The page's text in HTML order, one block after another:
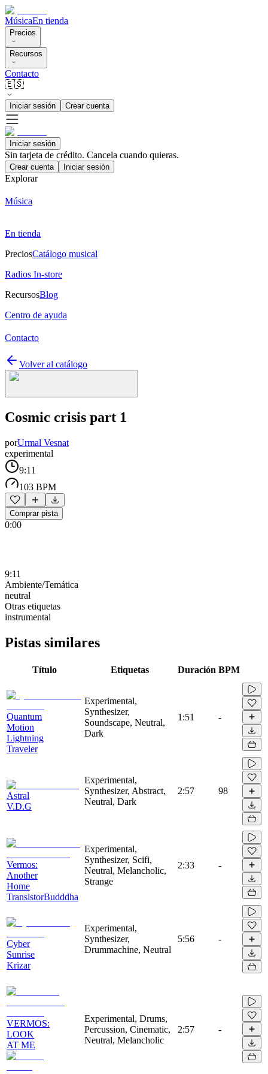
MúsicaEn tienda
Precios
Recursos
Contacto
🇪🇸
Iniciar sesión Crear cuenta
Iniciar sesión
Sin tarjeta de crédito. Cancela cuando quieras.
Crear cuenta Iniciar sesión
Explorar
Música
En tienda
PreciosCatálogo musical
Radios In-store
RecursosBlog
Centro de ayuda
Contacto
Volver al catálogo
Cosmic crisis part 1
porUrmal Vesnat
experimental
9:11
103 BPM
Comprar pista
0:00
9:11
Ambiente/Temática
neutral
Otras etiquetas
instrumental
Pistas similares
Título Etiquetas Duración BPM
Quantum
Motion
Lightning
Traveler
Experimental,
Synthesizer,
Soundscape, Neutral,
Dark
1:51 -
Astral
V.D.G
Experimental,
Synthesizer, Abstract,
Neutral, Dark
2:57 98
Vermos:
Another
Home
TransistorBudddha
Experimental,
Synthesizer, Scifi,
Neutral, Melancholic,
Strange
2:33 -
Cyber
Sunrise
Krizar
Experimental,
Synthesizer,
Drummachine, Neutral
5:56 -
VERMOS:
LOOK
AT ME
Experimental, Drums,
Percussion, Cinematic,
Neutral, Melancholic
2:57 -